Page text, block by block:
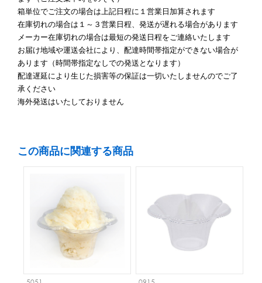
箱単位でご注文の場合は上記日程に１営業日加算されます
在庫切れの場合は１～３営業日程、発送が遅れる場合があります
メーカー在庫切れの場合は最短の発送日程をご連絡いたします
お届け地域や運送会社により、配達時間帯指定ができない場合が
あります（時間帯指定なしでの発送となります）
配達遅延により生じた損害等の保証は一切いたしませんのでご了
承ください
海外発送はいたしておりません
この商品に関連する商品